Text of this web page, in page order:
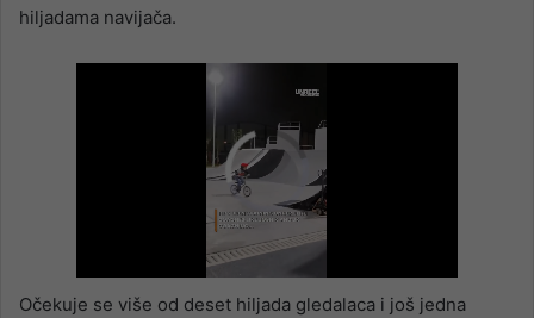
hiljadama navijača.
Očekuje se više od deset hiljada gledalaca i još jedna